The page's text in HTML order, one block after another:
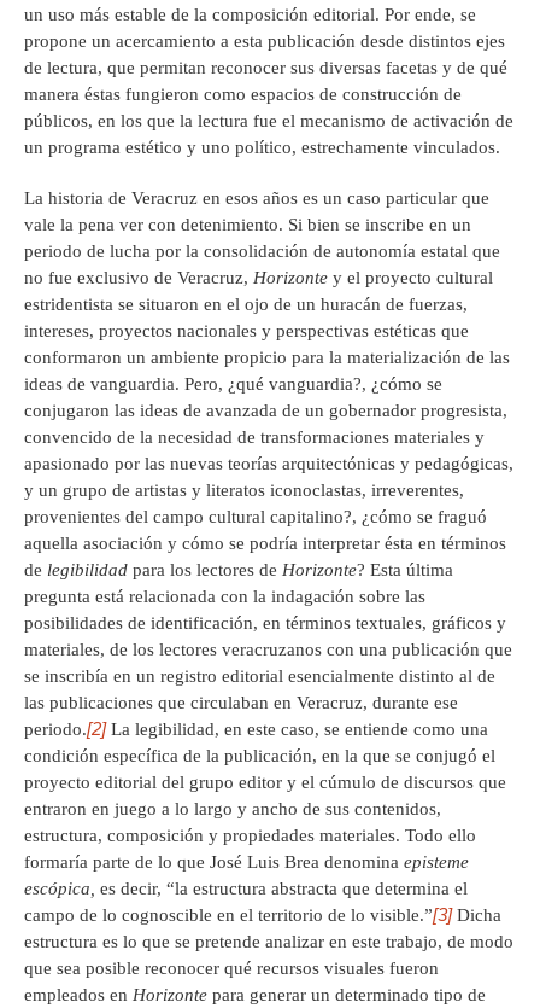
un uso más estable de la composición editorial. Por ende, se
propone un acercamiento a esta publicación desde distintos ejes
de lectura, que permitan reconocer sus diversas facetas y de qué
manera éstas fungieron como espacios de construcción de
públicos, en los que la lectura fue el mecanismo de activación de
un programa estético y uno político, estrechamente vinculados.
La historia de Veracruz en esos años es un caso particular que
vale la pena ver con detenimiento. Si bien se inscribe en un
periodo de lucha por la consolidación de autonomía estatal que
no fue exclusivo de Veracruz, Horizonte y el proyecto cultural
estridentista se situaron en el ojo de un huracán de fuerzas,
intereses, proyectos nacionales y perspectivas estéticas que
conformaron un ambiente propicio para la materialización de las
ideas de vanguardia. Pero, ¿qué vanguardia?, ¿cómo se
conjugaron las ideas de avanzada de un gobernador progresista,
convencido de la necesidad de transformaciones materiales y
apasionado por las nuevas teorías arquitectónicas y pedagógicas,
y un grupo de artistas y literatos iconoclastas, irreverentes,
provenientes del campo cultural capitalino?, ¿cómo se fraguó
aquella asociación y cómo se podría interpretar ésta en términos
de legibilidad para los lectores de Horizonte? Esta última
pregunta está relacionada con la indagación sobre las
posibilidades de identificación, en términos textuales, gráficos y
materiales, de los lectores veracruzanos con una publicación que
se inscribía en un registro editorial esencialmente distinto al de
las publicaciones que circulaban en Veracruz, durante ese
periodo.[2]La legibilidad, en este caso, se entiende como una
condición específica de la publicación, en la que se conjugó el
proyecto editorial del grupo editor y el cúmulo de discursos que
entraron en juego a lo largo y ancho de sus contenidos,
estructura, composición y propiedades materiales. Todo ello
formaría parte de lo que José Luis Brea denomina episteme
escópica, es decir, “la estructura abstracta que determina el
campo de lo cognoscible en el territorio de lo visible.”[3]Dicha
estructura es lo que se pretende analizar en este trabajo, de modo
que sea posible reconocer qué recursos visuales fueron
empleados en Horizonte para generar un determinado tipo de